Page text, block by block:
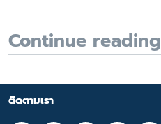
Continue reading
ติดตามเรา